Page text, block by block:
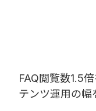
FAQ閲覧数1.5
テンツ運用の幅